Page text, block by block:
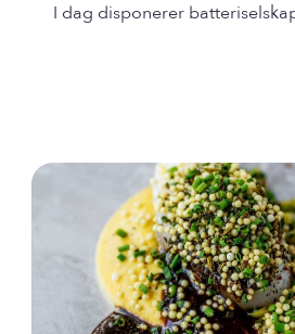
I dag disponerer